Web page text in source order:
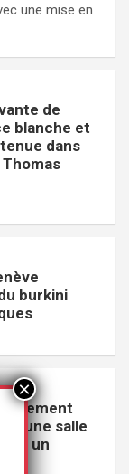
une mise en
de
blanche et
dans
burkini
d’une salle
un